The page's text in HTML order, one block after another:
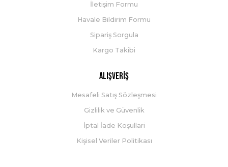
İletişim Formu
Havale Bildirim Formu
Sipariş Sorgula
Kargo Takibi
Alışveriş
Mesafeli Satış Sözleşmesi
Gizlilik ve Güvenlik
İptal İade Koşullari
Kişisel Veriler Politikası